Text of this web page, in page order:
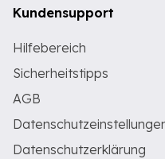
Kundensupport
Hilfebereich
Sicherheitstipps
AGB
Datenschutzerklärung